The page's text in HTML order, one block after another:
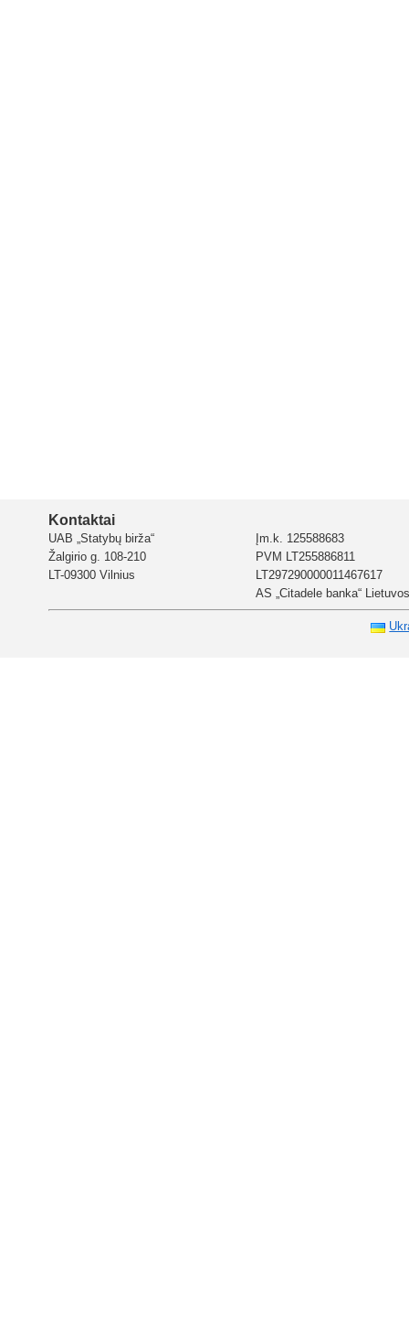
Kontaktai
UAB „Statybų birža“
Žalgirio g. 108-210
LT-09300 Vilnius
Įm.k. 125588683
PVM LT255886811
LT297290000011467617
AS „Citadele banka“